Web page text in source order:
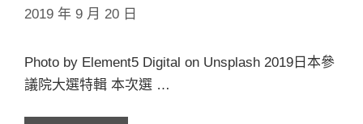
2019 年 9 月 20 日
Photo by Element5 Digital on Unsplash 2019日本參
議院大選特輯 本次選 …